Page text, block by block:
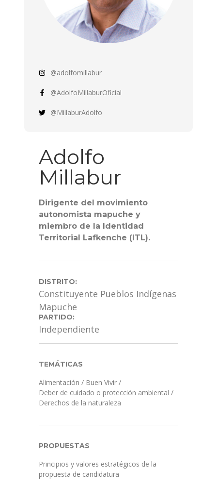
@adolfomillabur
@AdolfoMillaburOficial
@MillaburAdolfo
Adolfo
Millabur
Dirigente del movimiento
autonomista mapuche y
miembro de la Identidad
Territorial Lafkenche (ITL).
DISTRITO:
Constituyente Pueblos Indígenas
Mapuche
PARTIDO:
Independiente
TEMÁTICAS
Alimentación / Buen Vivir /
Deber de cuidado o protección ambiental /
Derechos de la naturaleza
PROPUESTAS
Principios y valores estratégicos de la
propuesta de candidatura